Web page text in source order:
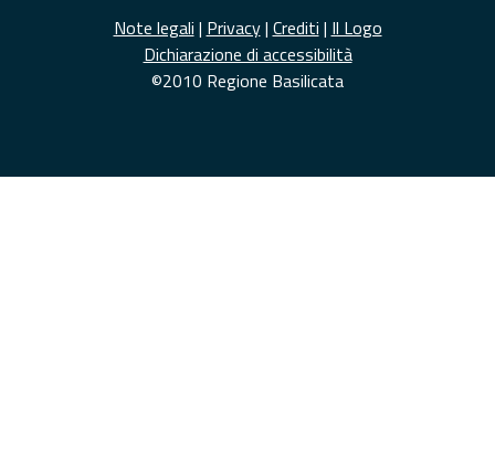
Note legali | Privacy| Crediti | Il Logo
Dichiarazione di accessibilità
©2010 Regione Basilicata